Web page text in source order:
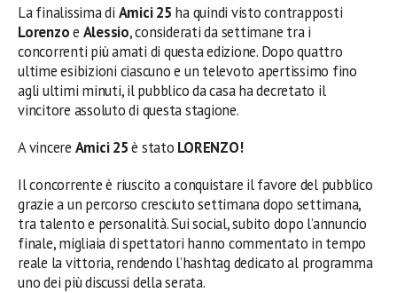
La finalissima di Amici 25 ha quindi visto contrapposti
Lorenzoe Alessio, considerati da settimane tra i
concorrenti più amati di questa edizione. Dopo quattro
ultime esibizioni ciascuno e un televoto apertissimo fino
agli ultimi minuti, il pubblico da casa ha decretato il
vincitore assoluto di questa stagione.
A vincere Amici 25è stato LORENZO!
Il concorrente è riuscito a conquistare il favore del pubblico
grazie a un percorso cresciuto settimana dopo settimana,
tra talento e personalità. Sui social, subito dopo l’annuncio
finale, migliaia di spettatori hanno commentato in tempo
reale la vittoria, rendendo l’hashtag dedicato al programma
uno dei più discussi della serata.